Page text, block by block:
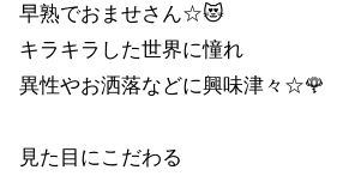
早熟でおませさん☆😻
キラキラした世界に憧れ
異性やお洒落などに興味津々☆🌹
見た目にこだわる